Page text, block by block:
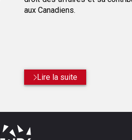
aux Canadiens.
Lire la suite